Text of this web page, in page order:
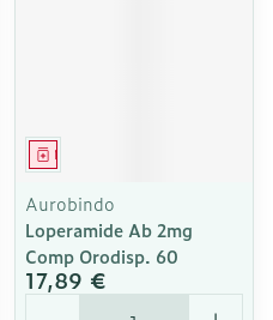
Médicament
Aurobindo
Loperamide Ab 2mg
Comp Orodisp. 60
17,89 €
Quantité